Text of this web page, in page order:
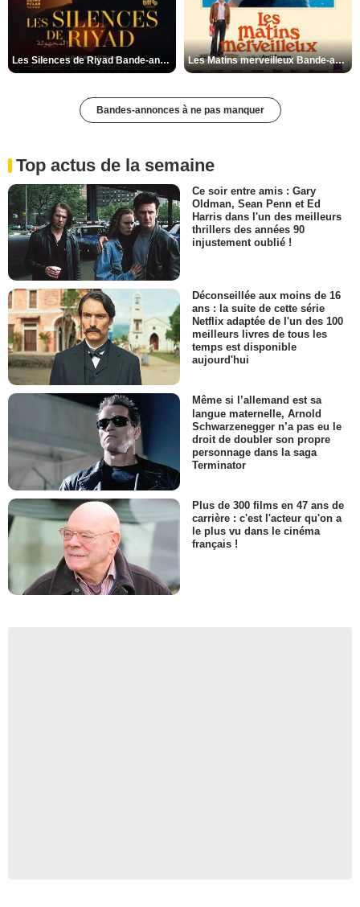
Les Silences de Riyad Bande-annonce VO STFR Les Matins merveilleux Bande-annonce VF
Bandes-annonces à ne pas manquer
Top actus de la semaine
Ce soir entre amis : Gary
Oldman, Sean Penn et Ed
Harris dans l'un des meilleurs
thrillers des années 90
injustement oublié !
Déconseillée aux moins de 16
ans : la suite de cette série
Netflix adaptée de l'un des 100
meilleurs livres de tous les
temps est disponible
aujourd'hui
Même si l’allemand est sa
langue maternelle, Arnold
Schwarzenegger n’a pas eu le
droit de doubler son propre
personnage dans la saga
Terminator
Plus de 300 films en 47 ans de
carrière : c'est l'acteur qu'on a
le plus vu dans le cinéma
français !